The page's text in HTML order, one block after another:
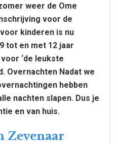
weer de Ome
voor de
kinderen is nu
tot en met 12 jaar
‘de leukste
Overnachten Nadat we
hebben
nachten slapen. Dus je
en van huis.
Zevenaar